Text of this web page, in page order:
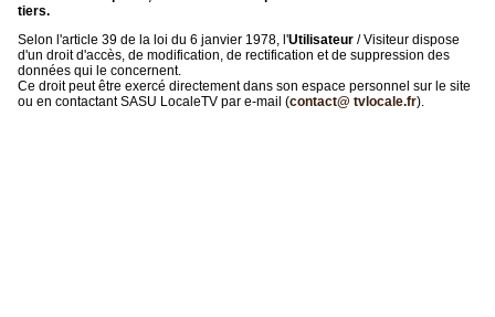
tiers.
Selon l'article 39 de la loi du 6 janvier 1978, l'Utilisateur / Visiteur dispose
d'un droit d'accès, de modification, de rectification et de suppression des
données qui le concernent.
Ce droit peut être exercé directement dans son espace personnel sur le site
ou en contactant SASU LocaleTV par e-mail (contact@ tvlocale.fr).